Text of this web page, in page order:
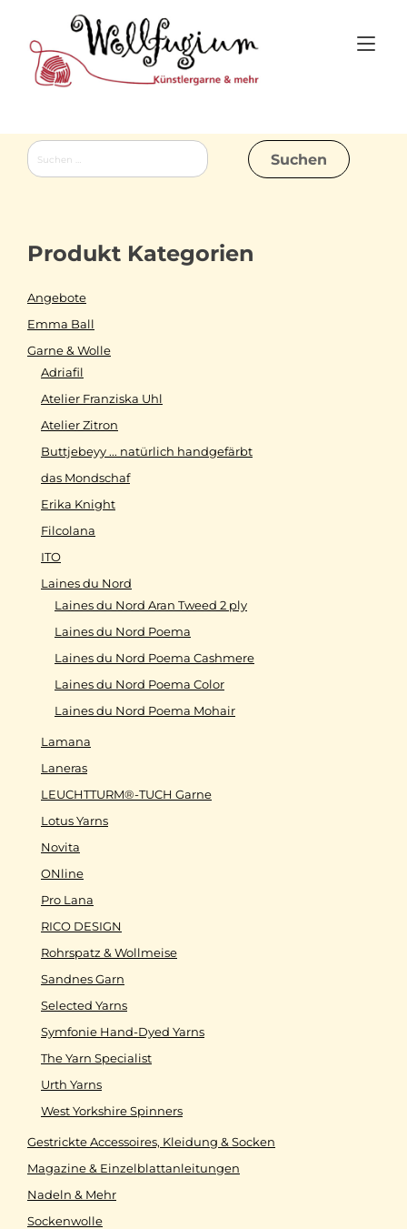
content
Suchen
nach:
Produkt Kategorien
Angebote
Emma Ball
Garne & Wolle
Adriafil
Atelier Franziska Uhl
Atelier Zitron
Buttjebeyy ... natürlich handgefärbt
das Mondschaf
Erika Knight
Filcolana
ITO
Laines du Nord
Laines du Nord Aran Tweed 2 ply
Laines du Nord Poema
Laines du Nord Poema Cashmere
Laines du Nord Poema Color
Laines du Nord Poema Mohair
Lamana
Laneras
LEUCHTTURM®-TUCH Garne
Lotus Yarns
Novita
ONline
Pro Lana
RICO DESIGN
Rohrspatz & Wollmeise
Sandnes Garn
Selected Yarns
Symfonie Hand-Dyed Yarns
The Yarn Specialist
Urth Yarns
West Yorkshire Spinners
Gestrickte Accessoires, Kleidung & Socken
Magazine & Einzelblattanleitungen
Nadeln & Mehr
Sockenwolle